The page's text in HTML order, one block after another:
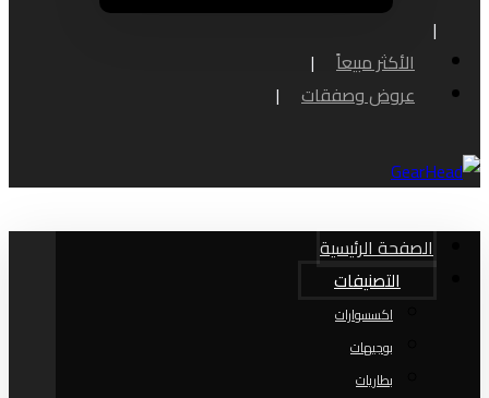
الأكثر مبيعاً
عروض وصفقات
الصفحة الرئيسية
التصنيفات
اكسسوارات
بوجيهات
بطاريات